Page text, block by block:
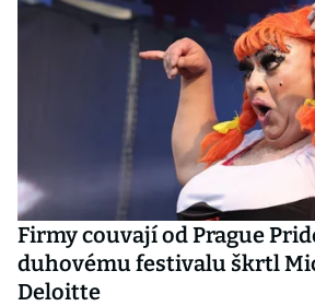
Firmy couvají od Prague
duhovému festivalu škrtl
Deloitte